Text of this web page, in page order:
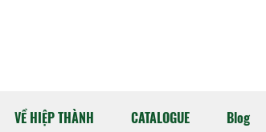
VỀ HIỆP THÀNH CATALOGUE Blog